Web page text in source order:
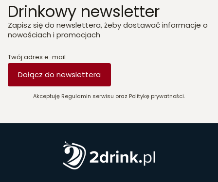
Drinkowy newsletter
Zapisz się do newslettera, żeby dostawać informacje o
nowościach i promocjach
Twój adres e-mail
Dołącz do newslettera
Akceptuję Regulamin serwisu oraz Politykę prywatności.